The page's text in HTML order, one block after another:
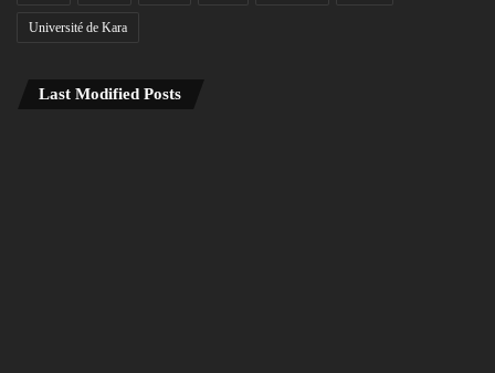
Université de Kara
Last Modified Posts